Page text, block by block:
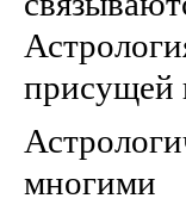
присущей
многими